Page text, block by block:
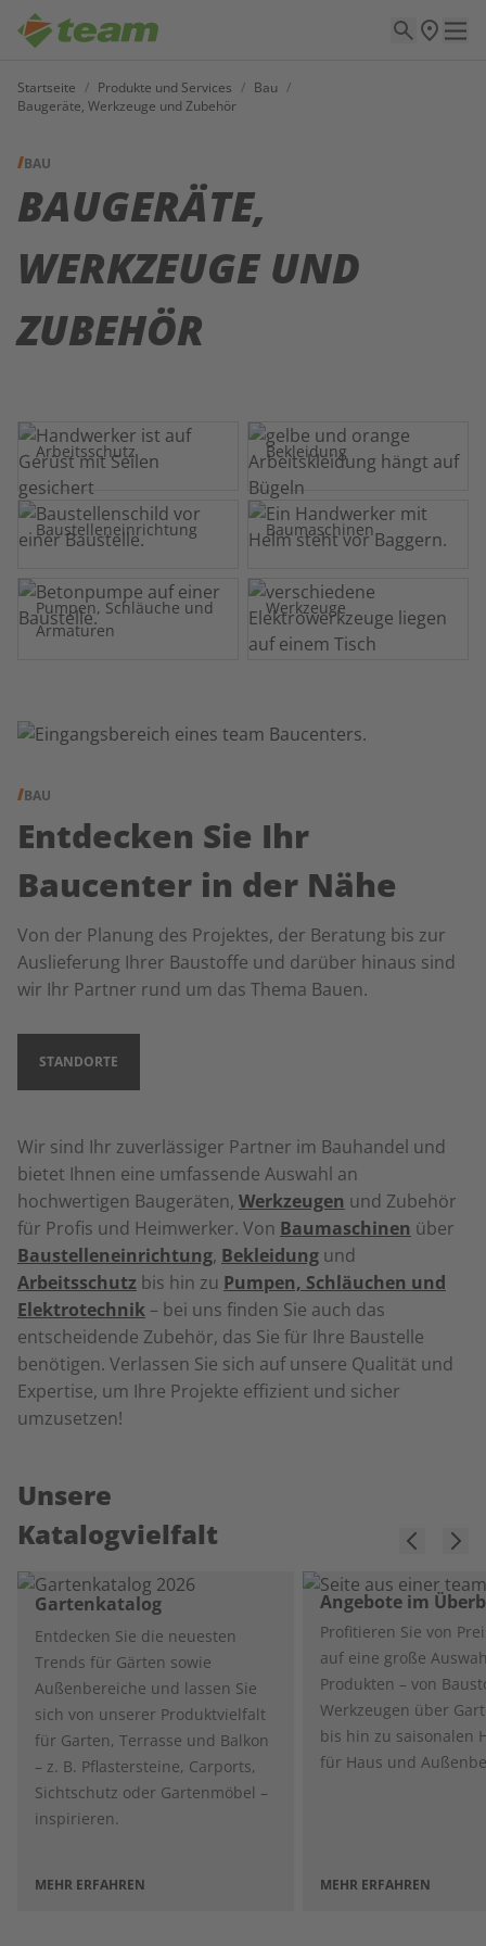
Startseite / Produkte und Services / Bau /
Baugeräte, Werkzeuge und Zubehör
BAU
BAUGERÄTE,
WERKZEUGE UND
ZUBEHÖR
Arbeitsschutz Bekleidung
Baustelleneinrichtung Baumaschinen
Pumpen, Schläuche und
Armaturen
Werkzeuge
BAU
Entdecken Sie Ihr
Baucenter in der Nähe
Von der Planung des Projektes, der Beratung bis zur
Auslieferung Ihrer Baustoffe und darüber hinaus sind
wir Ihr Partner rund um das Thema Bauen.
STANDORTE
Wir sind Ihr zuverlässiger Partner im Bauhandel und
bietet Ihnen eine umfassende Auswahl an
hochwertigen Baugeräten, Werkzeugen und Zubehör
für Profis und Heimwerker. Von Baumaschinen über
Baustelleneinrichtung, Bekleidung und
Arbeitsschutz bis hin zu Pumpen, Schläuchen und
Elektrotechnik – bei uns finden Sie auch das
entscheidende Zubehör, das Sie für Ihre Baustelle
benötigen. Verlassen Sie sich auf unsere Qualität und
Expertise, um Ihre Projekte effizient und sicher
umzusetzen!
Unsere
Katalogvielfalt
Gartenkatalog
Entdecken Sie die neuesten
Trends für Gärten sowie
Außenbereiche und lassen Sie
sich von unserer Produktvielfalt
für Garten, Terrasse und Balkon
– z. B. Pflastersteine, Carports,
Sichtschutz oder Gartenmöbel –
inspirieren.
MEHR ERFAHREN
Angebote im
Profitieren Sie von
auf eine große
Produkten – von
Werkzeugen über
bis hin zu saisonalen
für Haus und
MEHR ERFAHREN